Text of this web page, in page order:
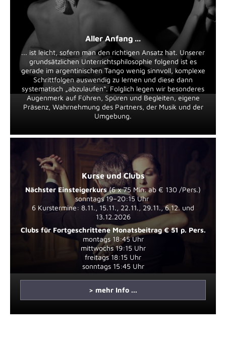
Aller Anfang ...
... ist leicht, sofern man den richtigen Ansatz hat. Unserer
grundsätzlichen Unterrichtsphilosophie folgend ist es
gerade im argentinischen Tango wenig sinnvoll, komplexe
Schrittfolgen auswendig zu lernen und diese dann
systematisch „abzulaufen“. Folglich legen wir besonderes
Augenmerk auf Führen, Spüren und Begleiten, eigene
Präsenz, Wahrnehmung des Partners, der Musik und der
Umgebung.
Kurse und Clubs
Nächster Einsteigerkurs(6 x 75 Min. ab € 130 /Pers.)
sonntags 19–20:15 Uhr
6 Kurstermine: 8.11., 15.11., 22.11., 29.11., 6.12. und
13.12.2026
Clubs für Fortgeschrittene Monatsbeitrag € 51 p. Pers.
montags 18:45 Uhr
mittwochs 19:15 Uhr
freitags 18:15 Uhr
sonntags 15:45 Uhr
> mehr Info ...